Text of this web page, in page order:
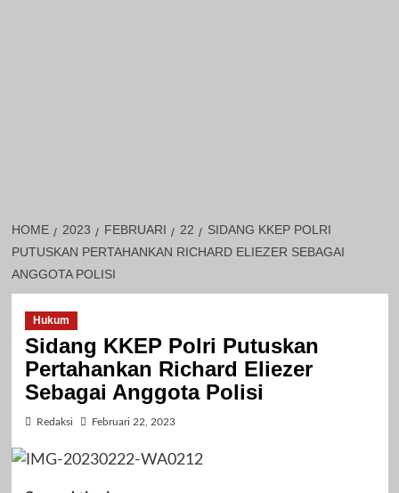
HOME 2023 FEBRUARI 22
SIDANG KKEP POLRI
PUTUSKAN PERTAHANKAN RICHARD ELIEZER SEBAGAI
ANGGOTA POLISI
Hukum
Sidang KKEP Polri Putuskan
Pertahankan Richard Eliezer
Sebagai Anggota Polisi
Redaksi Februari 22, 2023